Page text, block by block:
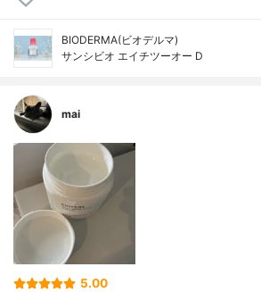
BIODERMA(ビオデルマ)
サンシビオ エイチツーオー D
mai
5.00